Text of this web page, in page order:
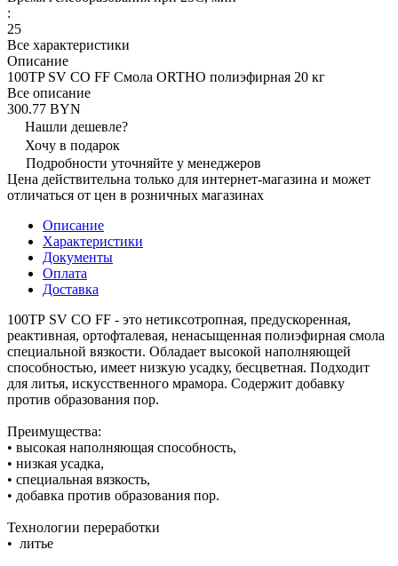
:
25
Все характеристики
Описание
100TP SV СО FF Смола ORTHO полиэфирная 20 кг
Все описание
300.77 BYN
Нашли дешевле?
Хочу в подарок
Подробности уточняйте у менеджеров
Цена действительна только для интернет-магазина и может
отличаться от цен в розничных магазинах
Описание
Характеристики
Документы
Оплата
Доставка
100ТР SV СО FF - это нетиксотропная, предускоренная,
реактивная, ортофталевая, ненасыщенная полиэфирная смола
специальной вязкости. Обладает высокой наполняющей
способностью, имеет низкую усадку, бесцветная. Подходит
для литья, искусственного мрамора. Содержит добавку
против образования пор.
Преимущества:
• высокая наполняющая способность,
• низкая усадка,
• специальная вязкость,
• добавка против образования пор.
Технологии переработки
• литье